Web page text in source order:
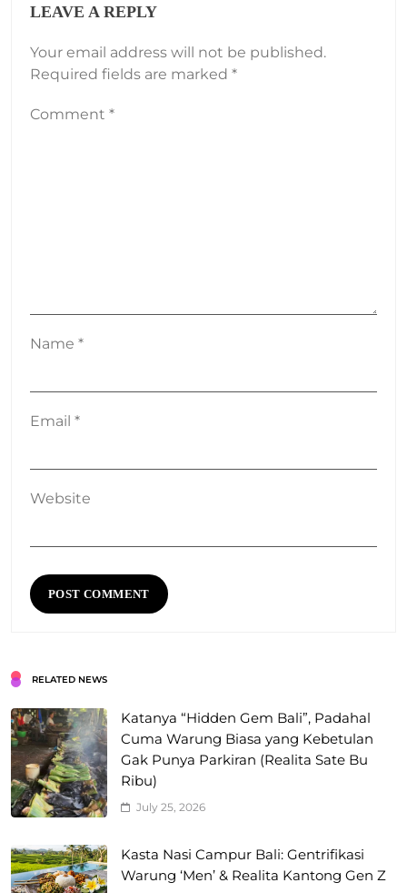
LEAVE A REPLY
Your email address will not be published.
Required fields are marked *
Comment *
Name *
Email *
Website
RELATED NEWS
Katanya “Hidden Gem Bali”, Padahal
Cuma Warung Biasa yang Kebetulan
Gak Punya Parkiran (Realita Sate Bu
Ribu)
July 25, 2026
Kasta Nasi Campur Bali: Gentrifikasi
Warung ‘Men’ & Realita Kantong Gen Z